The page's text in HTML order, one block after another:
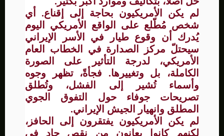
لم يكن الأمريكيون بحاجة إلى إقناع. أي
شخص مُطّلع على الواقع الأمريكي اليوم
يُدرك أن وقوع طيار في الأسر الإيراني
سيحتلّ مركز الصدارة في الخطاب العام
الأمريكي، لدرجة التأثير على الصورة
الكاملة، بل وتغييرها. فجأةً، تظهر وجوه
وأسماء تُشير إلى الفشل، وتُطلق
تصريحات جوفاء حول التفوق الجوي
المطلق وانهيار الجيش الإيراني.
لم يكن الأمريكيون يفتقرون إلى الحافز،
لكنهم كانوا يعانون من نقص حاد في